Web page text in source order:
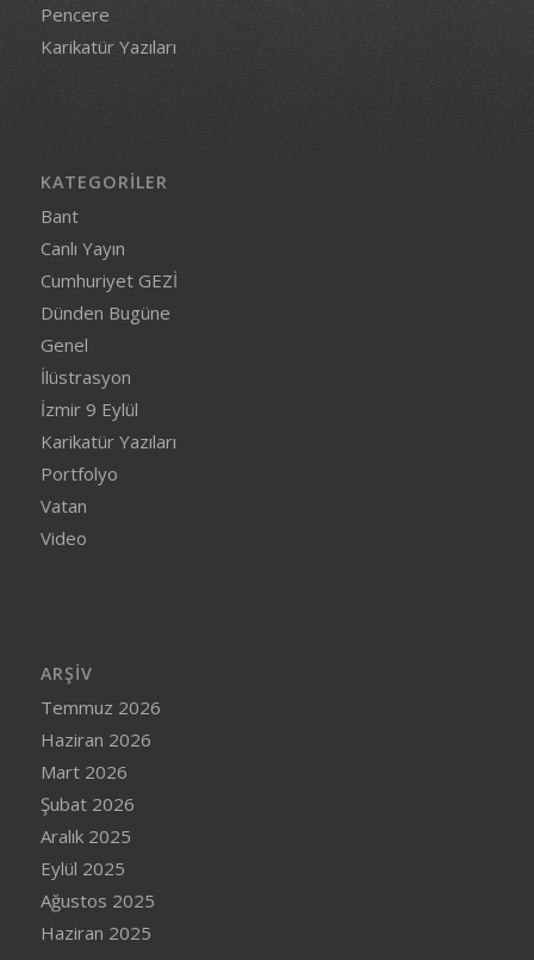
Pencere
Karikatür Yazıları
KATEGORILER
Bant
Canlı Yayın
Cumhuriyet GEZİ
Dünden Bugüne
Genel
İlüstrasyon
İzmir 9 Eylül
Karikatür Yazıları
Portfolyo
Vatan
Video
ARŞIV
Temmuz 2026
Haziran 2026
Mart 2026
Şubat 2026
Aralık 2025
Eylül 2025
Ağustos 2025
Haziran 2025